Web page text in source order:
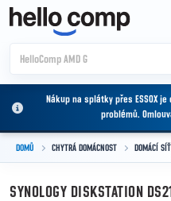
Přejít na obsah
Nákup na splátky přes ESSOX
problémů.
DOMŮ CHYTRÁ DOMÁCNOST DOMÁCÍ SÍŤ
SYNOLOGY DISKSTATION